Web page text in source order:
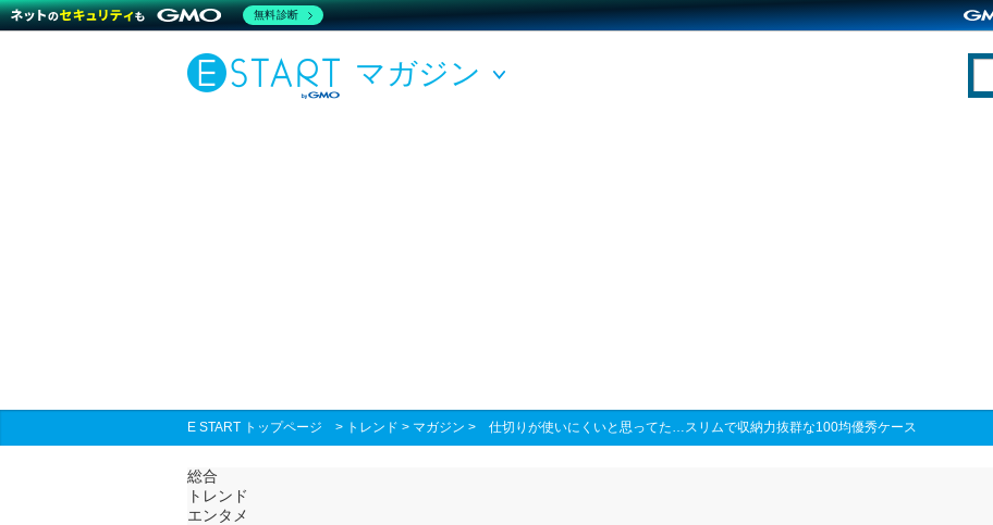
マガジン
E START トップページ > トレンド > マガジン > 仕切りが使いにくいと思ってた…スリムで収納力抜群な100均優秀ケース
総合
トレンド
エンタメ
無料診断